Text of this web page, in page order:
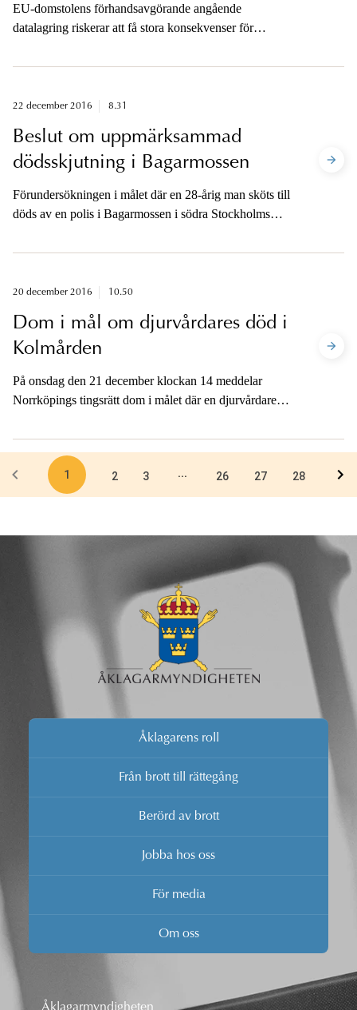
EU-domstolens förhandsavgörande angående
datalagring riskerar att få stora konsekvenser för
Sverige.
22 december 2016 8.31
Beslut om uppmärksammad
dödsskjutning i Bagarmossen
Förundersökningen i målet där en 28-årig man sköts till
döds av en polis i Bagarmossen i södra Stockholms
klockan 10-12.
20 december 2016 10.50
Dom i mål om djurvårdares död i
Kolmården
På onsdag den 21 december klockan 14 meddelar
Norrköpings tingsrätt dom i målet där en djurvårdare
Kolmårdens djurpark är åtalad för arbetsmiljöbrott,
innefattande vållande till annans död, grovt brott.
Åklagaren har också yrkat om en företagsbot om 4
miljoner kronor mot Kolmårdens Djurpark AB.
domen.
1 2 3 ... 26 27 28
Åklagarens roll
Från brott till rättegång
Berörd av brott
Jobba hos oss
För media
Om oss
Åklagarmyndigheten